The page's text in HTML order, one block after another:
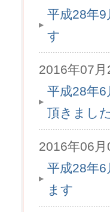
平成28年
す
2016年07月
平成28年
頂きました
2016年06月
平成28年
ます